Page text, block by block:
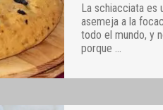
La schiacciata es
asemeja a la
todo el mundo, y
porque …